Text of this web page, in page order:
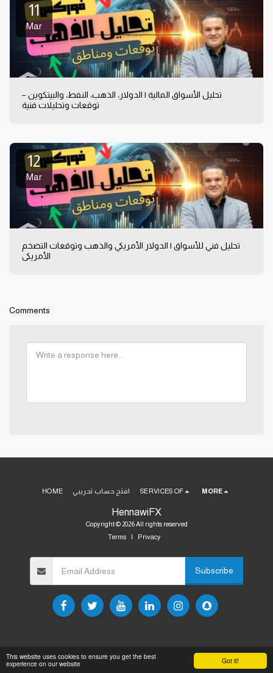
Got it!
This website uses cookies to ensure you get the best
experience on our website
11
Mar
تحليل الأسواق المالية | الدولار، الذهب، النفط، والبيتكوين –
توقعات وتحليلات فنية
12
Mar
تحليل فني للأسواق | الدولار الأمريكي والذهب وتوقعات التضخم
الأمريكي
Comments
HennawiFX
Copyright © 2026 All rights reserved
Terms| Privacy
HOME افتح حساب تجريبي SERVICES OF MORE
Subscribe